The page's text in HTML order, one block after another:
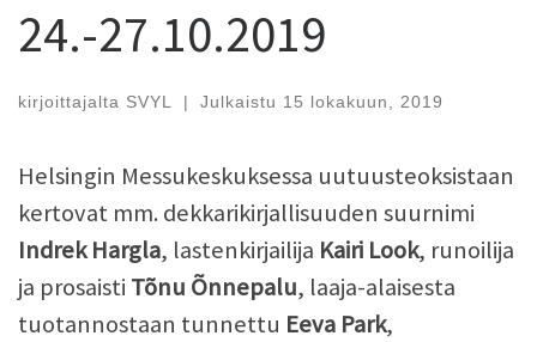
24.-27.10.2019
kirjoittajalta SVYL | Julkaistu 15 lokakuun, 2019
Helsingin Messukeskuksessa uutuusteoksistaan
kertovat mm. dekkarikirjallisuuden suurnimi
Indrek Hargla, lastenkirjailija Kairi Look, runoilija
ja prosaisti Tõnu Õnnepalu, laaja-alaisesta
tuotannostaan tunnettu Eeva Park,